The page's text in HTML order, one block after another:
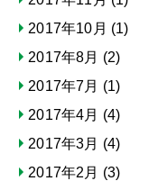
2017年10月 (1)
2017年8月 (2)
2017年7月 (1)
2017年4月 (4)
2017年3月 (4)
2017年2月 (3)